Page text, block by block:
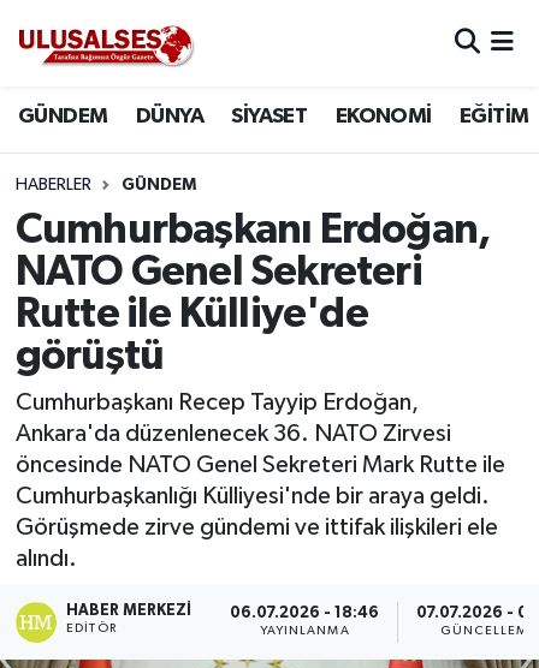
GÜNDEM DÜNYA SİYASET EKONOMİ EĞİTİM
HABERLER GÜNDEM
Cumhurbaşkanı Erdoğan,
NATO Genel Sekreteri
Rutte ile Külliye'de
görüştü
Cumhurbaşkanı Recep Tayyip Erdoğan,
Ankara'da düzenlenecek 36. NATO Zirvesi
öncesinde NATO Genel Sekreteri Mark Rutte ile
Cumhurbaşkanlığı Külliyesi'nde bir araya geldi.
Görüşmede zirve gündemi ve ittifak ilişkileri ele
alındı.
HABER MERKEZI
EDITÖR
06.07.2026 - 18:46
YAYINLANMA
07.07.2026 -
GÜNCELLEME
DÜNYA
SİYASET
EKONOMİ
EĞİTİM
SAĞLIK
MAGAZİN
SPOR
Trafik Durumu
Süper Lig Puan Durumu ve Fikstür
Tüm Manşetler
Son Dakika Haberleri
Haber Arşivi